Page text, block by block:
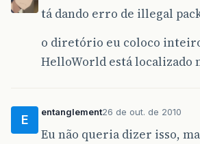
tá dando erro de illegal
o diretório eu coloco
HelloWorld está localizado
E
entanglement26 de out. de 2010
Eu não queria dizer isso,